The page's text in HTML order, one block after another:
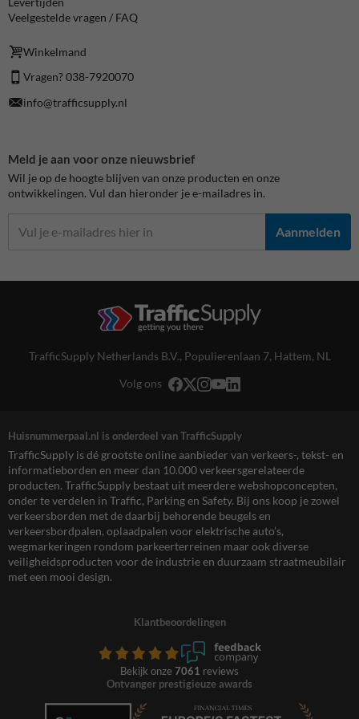
Veelgestelde vragen / FAQ
Winkelmand
Vragen? 038-7920070
info@trafficsupply.nl
Meld je aan voor onze nieuwsbrief
Wil je op de hoogte blijven van onze producten en onze
ontwikkelingen. Vul dan hieronder je e-mailadres in.
Aanmelden
TrafficSupply Netherlands B.V., Populierenlaan 7, Hattem, NL
Volg ons
Huisnummerpaal.nl is onderdeel van TrafficSupply
TrafficSupply is dé grootste online aanbieder van verkeers-, tekst- en
informatieborden en meer dan 10.000 verkeersgerelateerde
producten. TrafficSupply bestaat uit meerdere webshopconcepten,
onder te verdelen in Traffic, Parking en Safety. Bij ons koop je zowel
verkeersborden met de daarbij behorende beugels en
verkeersbordpalen, oplaadpalen voor elektrische auto’s,
wegmarkeringen rondom parkeerterreinen maar ook diverse
veiligheidsproducten voor de industrie en duurzaam straatmeubilair
met een mooi design.
Klantbeoordelingen
Bekijk onze 7061 reviews
Ontvanger prestigieuze awards